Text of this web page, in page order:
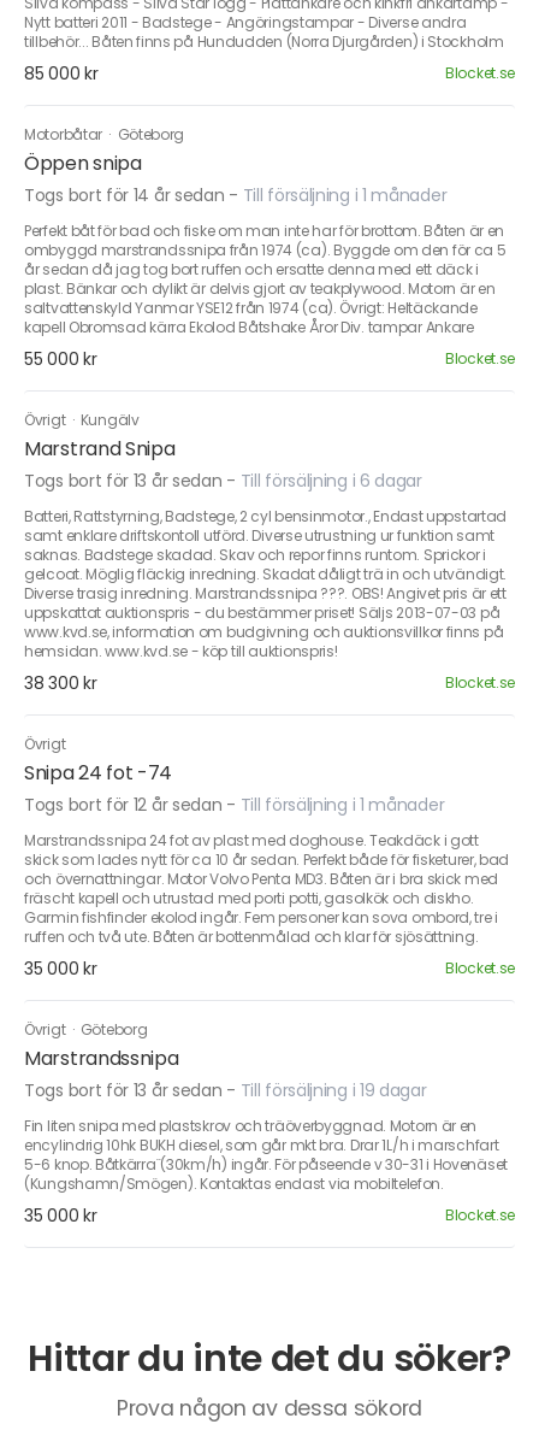
Nytt batteri 2011 - Badstege - Angöringstampar - Diverse andra
tillbehör... Båten finns på Hundudden (Norra Djurgården) i Stockholm
85 000 kr Blocket.se
Motorbåtar · Göteborg
Öppen snipa
Togs bort för 14 år sedan - Till försäljning i 1 månader
Perfekt båt för bad och fiske om man inte har för brottom. Båten är en
ombyggd marstrandssnipa från 1974 (ca). Byggde om den för ca 5
år sedan då jag tog bort ruffen och ersatte denna med ett däck i
plast. Bänkar och dylikt är delvis gjort av teakplywood. Motorn är en
saltvattenskyld Yanmar YSE12 från 1974 (ca). Övrigt: Heltäckande
kapell Obromsad kärra Ekolod Båtshake Åror Div. tampar Ankare
55 000 kr Blocket.se
Övrigt · Kungälv
Marstrand Snipa
Togs bort för 13 år sedan - Till försäljning i 6 dagar
Batteri, Rattstyrning, Badstege, 2 cyl bensinmotor., Endast uppstartad
samt enklare driftskontoll utförd. Diverse utrustning ur funktion samt
saknas. Badstege skadad. Skav och repor finns runtom. Sprickor i
gelcoat. Möglig fläckig inredning. Skadat dåligt trä in och utvändigt.
Diverse trasig inredning. Marstrandssnipa ???. OBS! Angivet pris är ett
uppskattat auktionspris - du bestämmer priset! Säljs 2013-07-03 på
www.kvd.se, information om budgivning och auktionsvillkor finns på
hemsidan. www.kvd.se - köp till auktionspris!
38 300 kr Blocket.se
Övrigt
Snipa 24 fot -74
Togs bort för 12 år sedan - Till försäljning i 1 månader
Marstrandssnipa 24 fot av plast med doghouse. Teakdäck i gott
skick som lades nytt för ca 10 år sedan. Perfekt både för fisketurer, bad
och övernattningar. Motor Volvo Penta MD3. Båten är i bra skick med
fräscht kapell och utrustad med porti potti, gasolkök och diskho.
Garmin fishfinder ekolod ingår. Fem personer kan sova ombord, tre i
ruffen och två ute. Båten är bottenmålad och klar för sjösättning.
35 000 kr Blocket.se
Övrigt · Göteborg
Marstrandssnipa
Togs bort för 13 år sedan - Till försäljning i 19 dagar
Fin liten snipa med plastskrov och träöverbyggnad. Motorn är en
encylindrig 10hk BUKH diesel, som går mkt bra. Drar 1L/h i marschfart
5-6 knop. Båtkärra¨(30km/h) ingår. För påseende v 30-31 i Hovenäset
(Kungshamn/Smögen). Kontaktas endast via mobiltelefon.
35 000 kr Blocket.se
Hittar du inte det du söker?
Prova någon av dessa sökord